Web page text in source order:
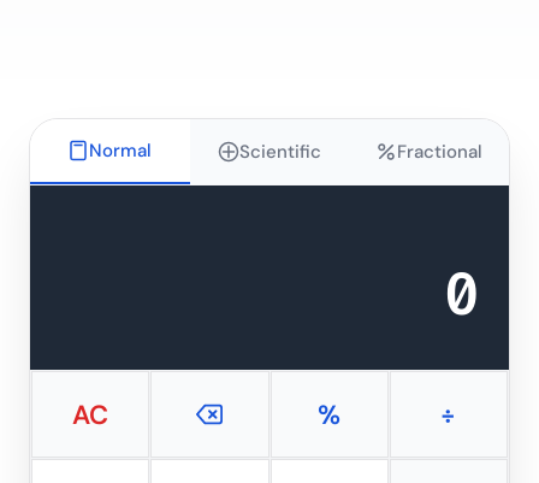
Normal Scientific Fractional
0
AC % ÷